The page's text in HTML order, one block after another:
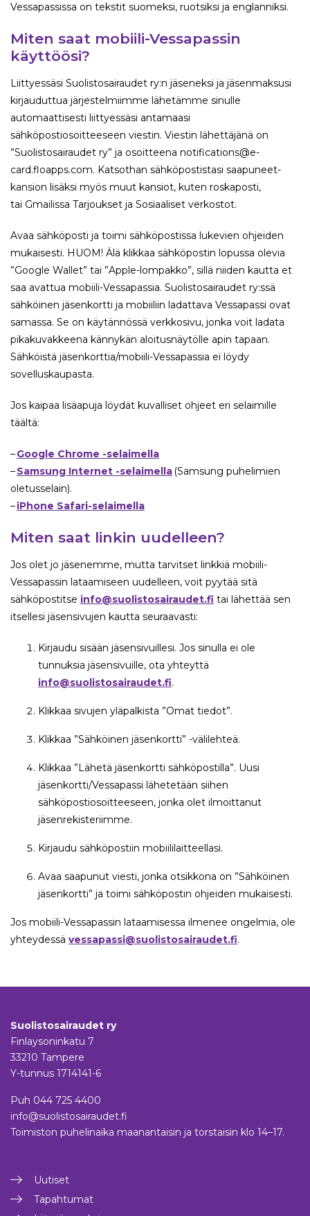
Vessapassissa on tekstit suomeksi, ruotsiksi ja englanniksi.
Miten saat mobiili-Vessapassin
käyttöösi?
Liittyessäsi Suolistosairaudet ry:n jäseneksi ja jäsenmaksusi
kirjauduttua järjestelmiimme lähetämme sinulle
automaattisesti liittyessäsi antamaasi
sähköpostiosoitteeseen viestin. Viestin lähettäjänä on
”Suolistosairaudet ry” ja osoitteena notifications@e-
card.floapps.com. Katsothan sähköpostistasi saapuneet-
kansion lisäksi myös muut kansiot, kuten roskaposti,
tai Gmailissa Tarjoukset ja Sosiaaliset verkostot.
Avaa sähköposti ja toimi sähköpostissa lukevien ohjeiden
mukaisesti. HUOM! Älä klikkaa sähköpostin lopussa olevia
”Google Wallet” tai ”Apple-lompakko”, sillä niiden kautta et
saa avattua mobiili-Vessapassia. Suolistosairaudet ry:ssä
sähköinen jäsenkortti ja mobiiliin ladattava Vessapassi ovat
samassa. Se on käytännössä verkkosivu, jonka voit ladata
pikakuvakkeena kännykän aloitusnäytölle apin tapaan.
Sähköistä jäsenkorttia/mobiili-Vessapassia ei löydy
sovelluskaupasta.
Jos kaipaa lisäapuja löydät kuvalliset ohjeet eri selaimille
täältä:
–Google Chrome -selaimella
–Samsung Internet -selaimella (Samsung puhelimien
oletusselain).
–iPhone Safari-selaimella
Miten saat linkin uudelleen?
Jos olet jo jäsenemme, mutta tarvitset linkkiä mobiili-
Vessapassin lataamiseen uudelleen, voit pyytää sitä
sähköpostitse info@suolistosairaudet.fi tai lähettää sen
itsellesi jäsensivujen kautta seuraavasti:
Kirjaudu sisään jäsensivuillesi. Jos sinulla ei ole
tunnuksia jäsensivuille, ota yhteyttä
info@suolistosairaudet.fi.
Klikkaa sivujen yläpalkista ”Omat tiedot”.
Klikkaa ”Sähköinen jäsenkortti” -välilehteä.
Klikkaa ”Lähetä jäsenkortti sähköpostilla”. Uusi
jäsenkortti/Vessapassi lähetetään siihen
sähköpostiosoitteeseen, jonka olet ilmoittanut
jäsenrekisteriimme.
Kirjaudu sähköpostiin mobiililaitteellasi.
Avaa saapunut viesti, jonka otsikkona on ”Sähköinen
jäsenkortti” ja toimi sähköpostin ohjeiden mukaisesti.
Jos mobiili-Vessapassin lataamisessa ilmenee ongelmia, ole
yhteydessä vessapassi@suolistosairaudet.fi.
Suolistosairaudet ry
Finlaysoninkatu 7
33210 Tampere
Y-tunnus 1714141-6
Puh 044 725 4400
info@suolistosairaudet.fi
Toimiston puhelinaika maanantaisin ja torstaisin klo 14–17.
Uutiset
Tapahtumat